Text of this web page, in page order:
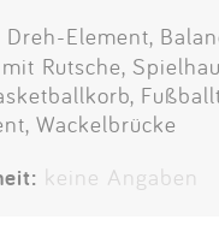
Dreh-Element,
Rutsche,
Wackelbrücke
keine Angaben